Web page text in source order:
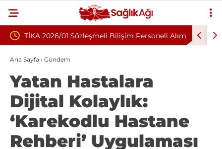
Bilişim Personeli Alım Nükleoplasti mi, Ameliyat mı? Bel
Ana Sayfa › Gündem
Yatan Hastalara
Dijital Kolaylık:
‘Karekodlu Hastane
Rehberi’ Uygulaması